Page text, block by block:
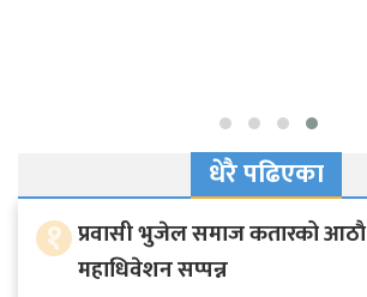
धेरै पढिएका
१ प्रवासी भुजेल समाज कतारको आठाै
महाधिवेशन सप्पन्न